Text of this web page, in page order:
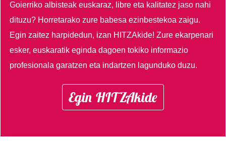
Goierriko albisteak euskaraz, libre eta kalitatez jaso nahi
dituzu? Horretarako zure babesa ezinbestekoa zaigu.
Egin zaitez harpidedun, izan HITZAkide!Zure ekarpenari
esker, euskaratik eginda dagoen tokiko informazio
profesionala garatzen eta indartzen lagunduko duzu.
Egin HITZAkide